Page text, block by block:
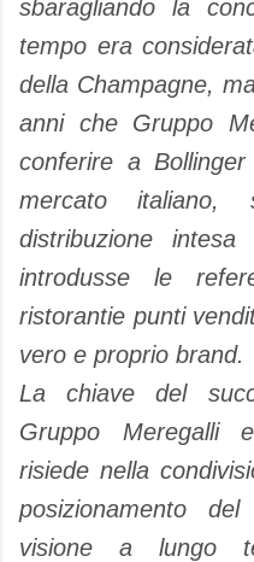
sbaragliando la
tempo era
della Champagne,
anni che Gruppo
conferire a
mercato italiano,
distribuzione
introdusse le
ristorantie punti
vero e proprio brand.
La chiave del
Gruppo Meregalli
risiede nella
posizionamento
visione a lungo